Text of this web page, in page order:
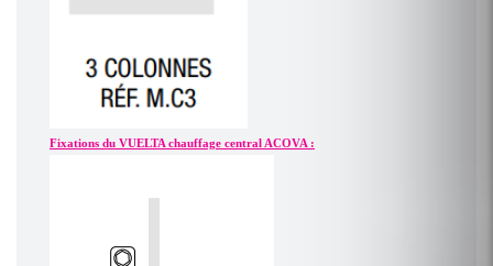
Fixations du VUELTA chauffage central ACOVA :